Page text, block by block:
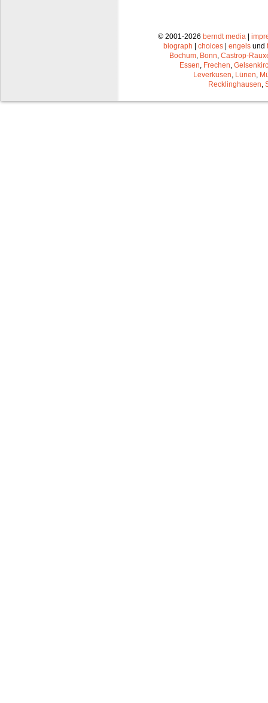
© 2001-2026 berndt media |
biograph | choices | engels und
Bochum Bonn Castrop-
Essen Frechen
Leverkusen Lünen
Recklinghausen